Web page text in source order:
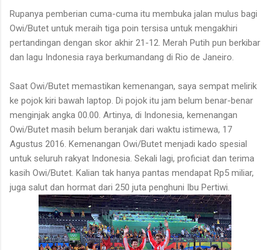
Rupanya pemberian cuma-cuma itu membuka jalan mulus bagi
Owi/Butet untuk meraih tiga poin tersisa untuk mengakhiri
pertandingan dengan skor akhir 21-12. Merah Putih pun berkibar
dan lagu Indonesia raya berkumandang di Rio de Janeiro.
Saat Owi/Butet memastikan kemenangan, saya sempat melirik
ke pojok kiri bawah laptop. Di pojok itu jam belum benar-benar
menginjak angka 00.00. Artinya, di Indonesia, kemenangan
Owi/Butet masih belum beranjak dari waktu istimewa, 17
Agustus 2016. Kemenangan Owi/Butet menjadi kado spesial
untuk seluruh rakyat Indonesia. Sekali lagi, proficiat dan terima
kasih Owi/Butet. Kalian tak hanya pantas mendapat Rp5 miliar,
juga salut dan hormat dari 250 juta penghuni Ibu Pertiwi.